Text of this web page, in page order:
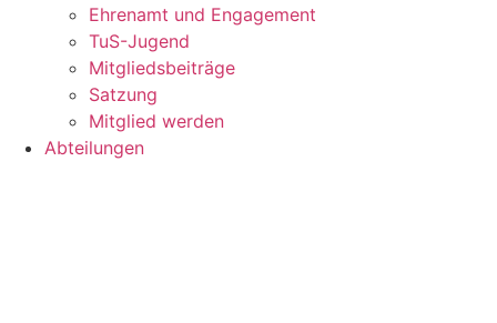
Ehrenamt und Engagement
TuS-Jugend
Mitgliedsbeiträge
Satzung
Mitglied werden
Abteilungen